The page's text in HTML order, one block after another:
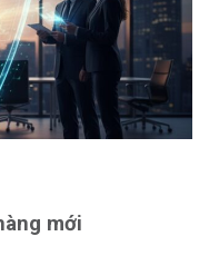
mới